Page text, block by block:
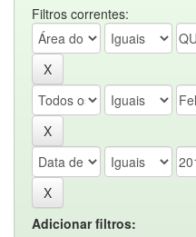
Filtros correntes:
Adicionar filtros: